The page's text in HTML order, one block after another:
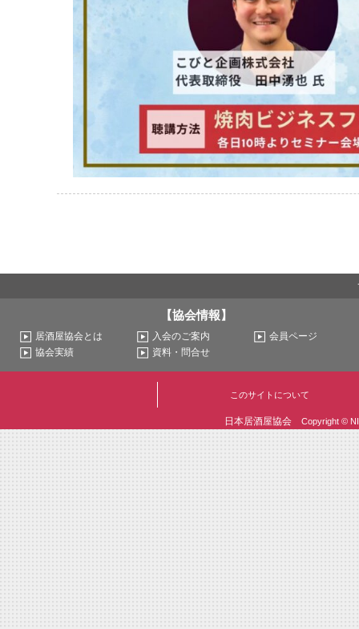
【協会情報】
居酒屋協会とは
協会実績
入会のご案内
資料・問合せ
会員ページ
このサイトについて
日本居酒屋協会 Copyright ©